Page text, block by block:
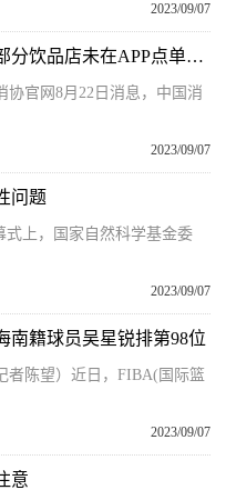
2023/09/07
买的饮品是否一定要加冰？海口部分饮品店未在APP点单中明确标注或说明
官网8月22日消息，中国消
2023/09/07
问题
式上，国家自然科学基金委
2023/09/07
南籍球员吴星锐排第98位
者陈望）近日，FIBA(国际篮
2023/09/07
意